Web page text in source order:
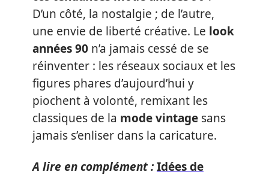
D’un côté, la nostalgie ; de l’autre,
une envie de liberté créative. Le look
années 90 n’a jamais cessé de se
réinventer : les réseaux sociaux et les
figures phares d’aujourd’hui y
piochent à volonté, remixant les
classiques de la mode vintage sans
jamais s’enliser dans la caricature.
A lire en complément :Idées de